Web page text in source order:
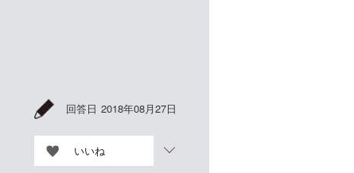
回答日 2018年08月27日
いいね